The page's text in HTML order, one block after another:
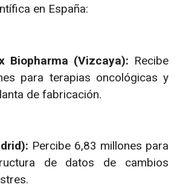
en España:
Biopharma (Vizcaya): Recibe
para terapias oncológicas y
de fabricación.
Percibe 6,83 millones para
de datos de cambios